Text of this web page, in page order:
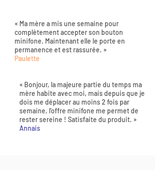
« Ma mère a mis une semaine pour
complètement accepter son bouton
minifone. Maintenant elle le porte en
permanence et est rassurée. »
Paulette
« Bonjour, la majeure partie du temps ma
mère habite avec moi, mais depuis que je
dois me déplacer au moins 2 fois par
semaine, l'offre minifone me permet de
rester sereine ! Satisfaite du produit. »
Annais